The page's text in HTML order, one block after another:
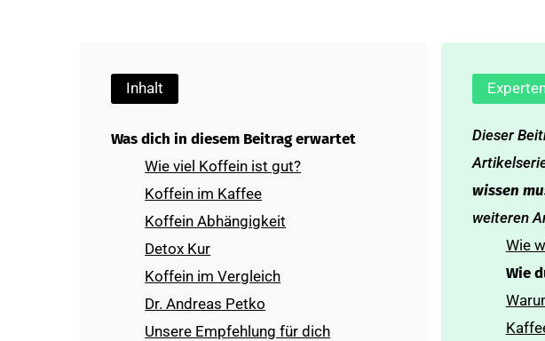
Inhalt
Was dich in diesem Beitrag erwartet
Wie viel Koffein ist gut?
Koffein im Kaffee
Koffein Abhängigkeit
Detox Kur
Koffein im Vergleich
Dr. Andreas Petko
Unsere Empfehlung für dich
Dieser
wissen
weiteren
Wie
Wie